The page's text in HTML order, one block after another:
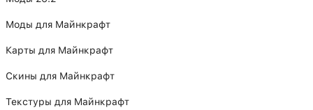
Моды для Майнкрафт
Карты для Майнкрафт
Скины для Майнкрафт
Текстуры для Майнкрафт